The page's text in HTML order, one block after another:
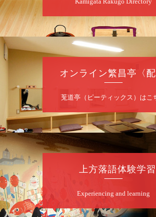
8月7日（金）
噺家が落語と芝居をして
桂米之助／桂団治郎／桂弥太
開演：午後6時30分（6時開
お問合せ：米朝事務所 06-
10時～18時）
★菟道亭配信あり
入はこちらをクリック
8月8日（土）
第2回 智之介・力造 二人会
オンライン繁昌亭〈配
莵道亭（ピーティックス）はこ
上方落語体験学習
Experiencing and learning